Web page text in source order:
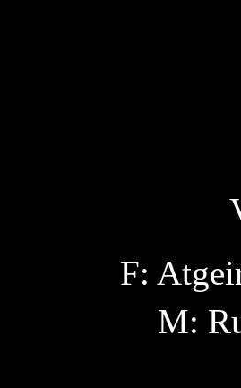
F:
M: